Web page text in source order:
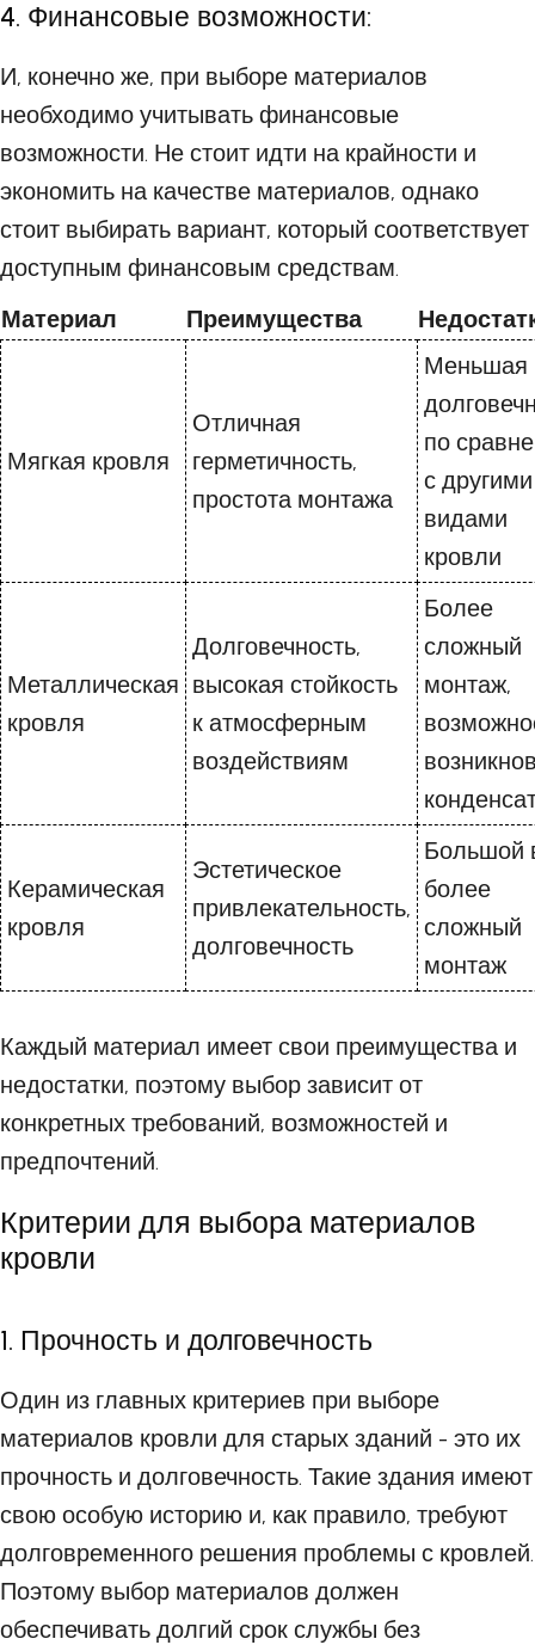
4. Финансовые возможности:
И, конечно же, при выборе материалов
необходимо учитывать финансовые
возможности. Не стоит идти на крайности и
экономить на качестве материалов, однако
стоит выбирать вариант, который соответствует
доступным финансовым средствам.
Материал
Преимущества
Мягкая кровля
Отличная
герметичность,
простота монтажа
Меньшая
по
с другими
видами
кровли
Металлическая
кровля
Долговечность,
высокая стойкость
к атмосферным
воздействиям
Более
сложный
монтаж,
Керамическая
кровля
Эстетическое
привлекательность,
долговечность
Большой
более
сложный
монтаж
Каждый материал имеет свои преимущества и
недостатки, поэтому выбор зависит от
конкретных требований, возможностей и
предпочтений.
Критерии для выбора материалов
кровли
1. Прочность и долговечность
Один из главных критериев при выборе
материалов кровли для старых зданий - это их
прочность и долговечность. Такие здания имеют
свою особую историю и, как правило, требуют
долговременного решения проблемы с кровлей.
Поэтому выбор материалов должен
обеспечивать долгий срок службы без